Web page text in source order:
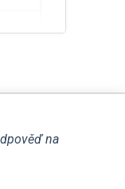
na